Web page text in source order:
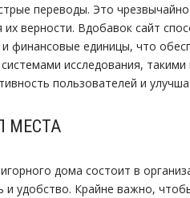
переводы. Это
верности. Вдобавок сайт
и финансовые единицы, что
исследования, такими
пользователей и
МЕСТА
дома состоит в
и удобство. Крайне важно,